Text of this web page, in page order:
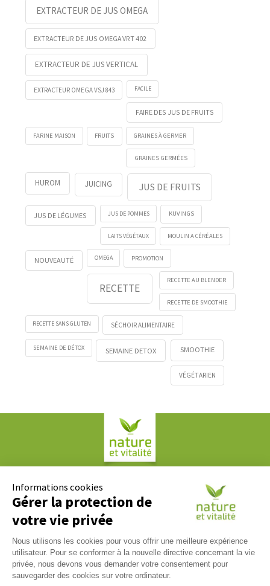
EXTRACTEUR DE JUS OMEGA
EXTRACTEUR DE JUS OMEGA VRT 402
EXTRACTEUR DE JUS VERTICAL
EXTRACTEUR OMEGA VSJ 843 FACILE
FAIRE DES JUS DE FRUITS
FARINE MAISON FRUITS GRAINES À GERMER
GRAINES GERMÉES
HUROM JUICING JUS DE FRUITS
JUS DE LÉGUMES JUS DE POMMES KUVINGS
LAITS VÉGÉTAUX MOULIN A CÉRÉALES
NOUVEAUTÉ OMEGA PROMOTION
RECETTE
RECETTE AU BLENDER
RECETTE DE SMOOTHIE
RECETTE SANS GLUTEN SÉCHOIR ALIMENTAIRE
SEMAINE DE DÉTOX SEMAINE DETOX SMOOTHIE
VÉGÉTARIEN
61, rue Paul Duvivier
69007 LYON
Nous répondons à tous vos messages du lundi au vendredi
09h00 / 17h00. Contactez-nous via notreformulaire de
contact.
Informations cookies
Gérer la protection de
votre vie privée
Nous utilisons les cookies pour vous offrir une meilleure expérience
utilisateur. Pour se conformer à la nouvelle directive concernant la vie
privée, nous devons vous demander votre consentement pour
sauvegarder des cookies sur votre ordinateur.